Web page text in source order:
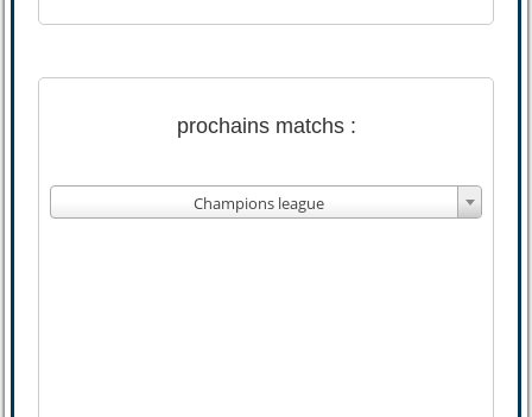
prochains matchs :
Champions league